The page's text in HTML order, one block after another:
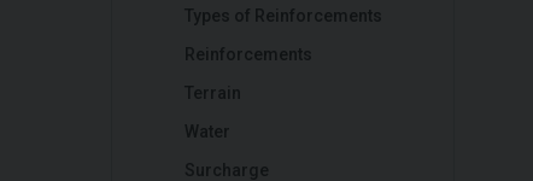
Types of Reinforcements
Reinforcements
Terrain
Water
Surcharge